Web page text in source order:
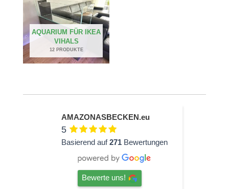
AQUARIUM FÜR IKEA
VIHALS
12 PRODUKTE
AMAZONASBECKEN.eu
5
Basierend auf271 Bewertungen
Bewerte uns!